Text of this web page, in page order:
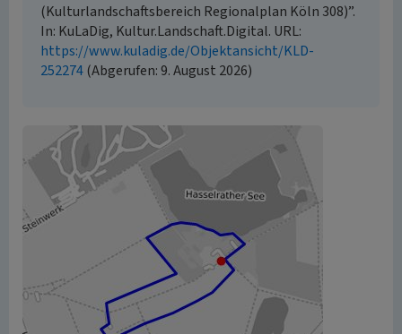
(Kulturlandschaftsbereich Regionalplan Köln 308)”.
In: KuLaDig, Kultur.Landschaft.Digital. URL:
https://www.kuladig.de/Objektansicht/KLD-
252274(Abgerufen: 9. August 2026)